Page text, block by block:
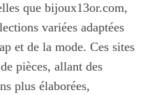
que bijoux13or.com,
variées adaptées
et de la mode. Ces sites
pièces, allant des
plus élaborées,